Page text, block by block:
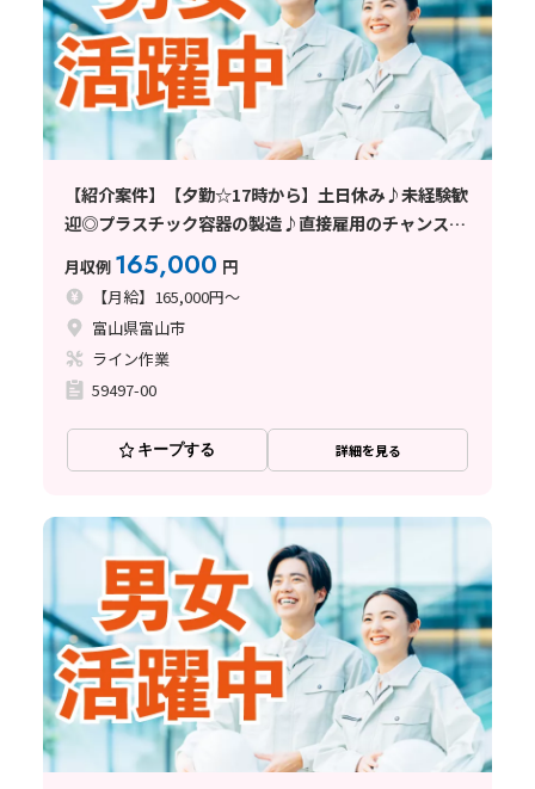
【紹介案件】【夕勤☆17時から】土日休み♪未経験歓
迎◎プラスチック容器の製造♪直接雇用のチャンスあ
月収例 165,000 円
【月給】165,000円～
富山県富山市
ライン作業
59497-00
キープする 詳細を見る